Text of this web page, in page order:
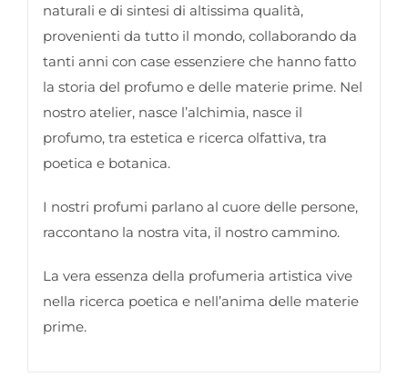
naturali e di sintesi di altissima qualità,
provenienti da tutto il mondo, collaborando da
tanti anni con case essenziere che hanno fatto
la storia del profumo e delle materie prime. Nel
nostro atelier, nasce l’alchimia, nasce il
profumo, tra estetica e ricerca olfattiva, tra
poetica e botanica.
I nostri profumi parlano al cuore delle persone,
raccontano la nostra vita, il nostro cammino.
La vera essenza della profumeria artistica vive
nella ricerca poetica e nell’anima delle materie
prime.